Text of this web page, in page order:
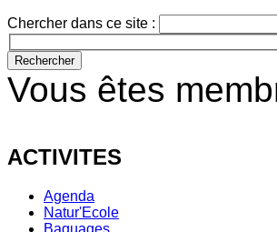
Chercher dans ce site :
Vous êtes
ACTIVITES
Agenda
Natur'Ecole